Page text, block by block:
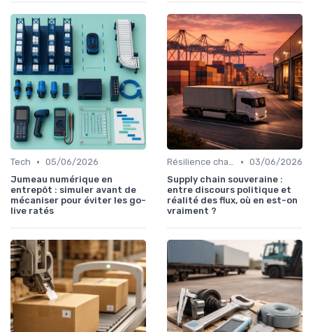
Tech • 05/06/2026
Jumeau numérique en
entrepôt : simuler avant de
mécaniser pour éviter les go-
live ratés
Résilience chaîne • 03/06/2026
Supply chain souveraine :
entre discours politique et
réalité des flux, où en est-on
vraiment ?